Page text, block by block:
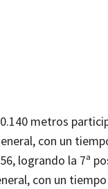
metros
con un
logrando la 7ª
con un